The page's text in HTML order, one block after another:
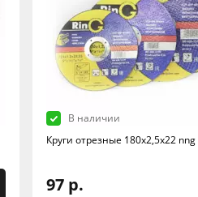
В наличии
Круги отрезные 180х2,5х22 nng
97 р.